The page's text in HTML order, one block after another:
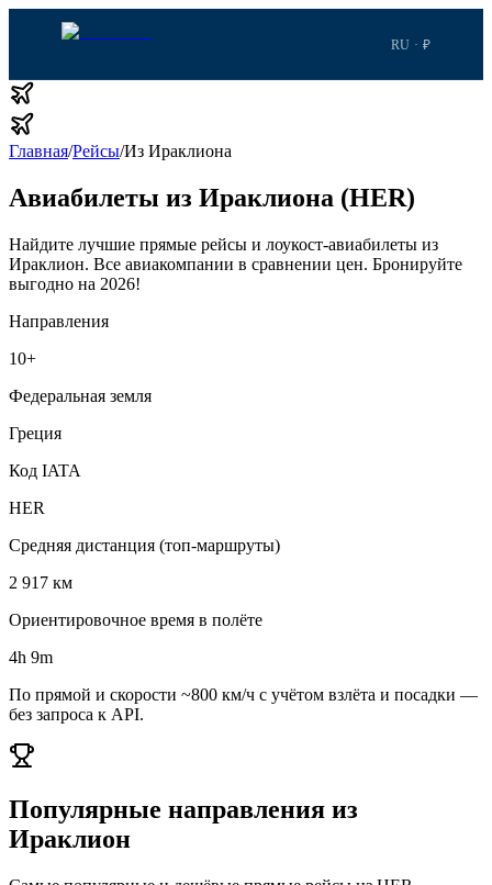
RU · ₽
Главная/Рейсы/Из Ираклиона
Авиабилеты из Ираклиона (HER)
Найдите лучшие прямые рейсы и лоукост-авиабилеты из
Ираклион. Все авиакомпании в сравнении цен. Бронируйте
выгодно на 2026!
Направления
10+
Федеральная земля
Греция
Код IATA
HER
Средняя дистанция (топ-маршруты)
2 917 км
Ориентировочное время в полёте
4h 9m
По прямой и скорости ~800 км/ч с учётом взлёта и посадки —
без запроса к API.
Популярные направления из
Ираклион